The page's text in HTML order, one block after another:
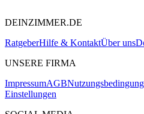
DEINZIMMER.DE
RatgeberHilfe & KontaktÜber uns
UNSERE FIRMA
ImpressumAGB
Einstellungen